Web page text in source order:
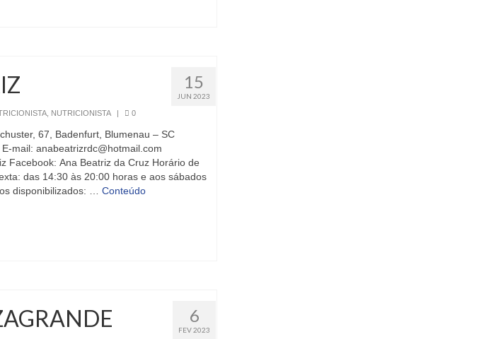
15
JUN 2023
, NUTRICIONISTA | 0
67, Badenfurt, Blumenau – SC
mail: anabeatrizrdc@hotmail.com
Facebook: Ana Beatriz da Cruz Horário de
das 14:30 às 20:00 horas e aos sábados
disponibilizados: … Conteúdo
6
FEV 2023